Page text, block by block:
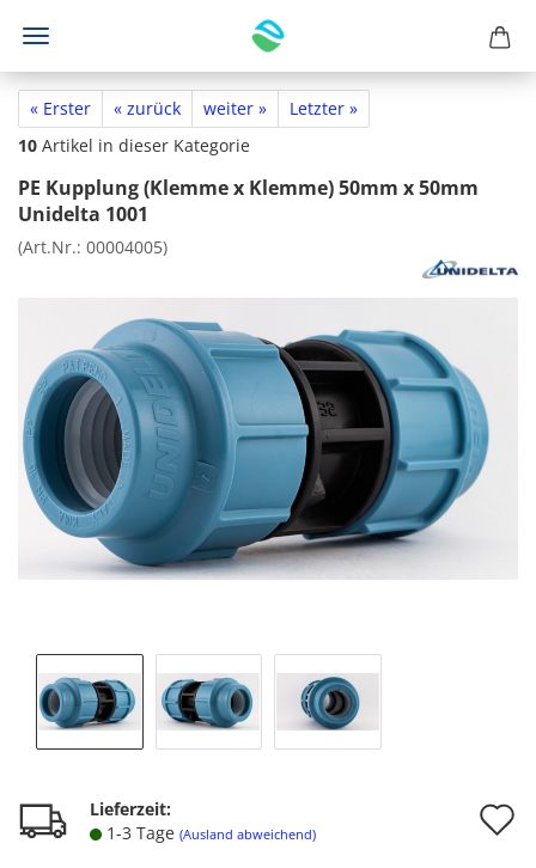
« Erster « zurück weiter »
Letzter »
10 Artikel in dieser Kategorie
PE Kupplung (Klemme x Klemme) 50mm x 50mm
Unidelta 1001
(Art.Nr.: 00004005)
Lieferzeit:
1-3 Tage (Ausland abweichend)